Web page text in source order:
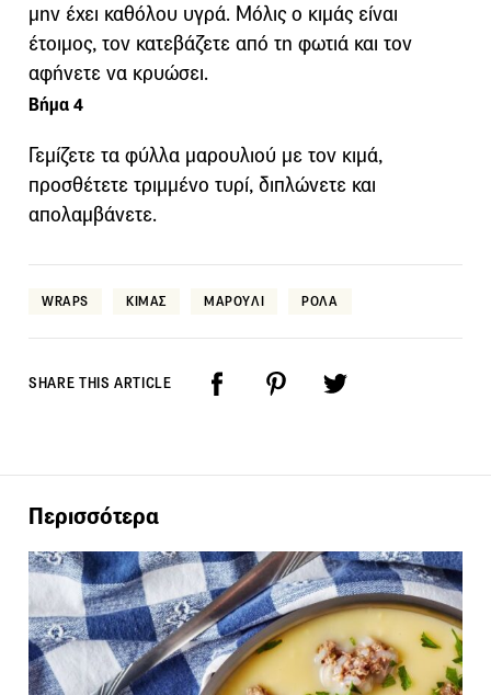
μην έχει καθόλου υγρά. Μόλις ο κιμάς είναι
έτοιμος, τον κατεβάζετε από τη φωτιά και τον
αφήνετε να κρυώσει.
Βήμα 4
Γεμίζετε τα φύλλα μαρουλιού με τον κιμά,
προσθέτετε τριμμένο τυρί, διπλώνετε και
απολαμβάνετε.
WRAPS ΚΙΜΑΣ ΜΑΡΟΥΛΙ ΡΟΛΑ
SHARE THIS ARTICLE
Περισσότερα